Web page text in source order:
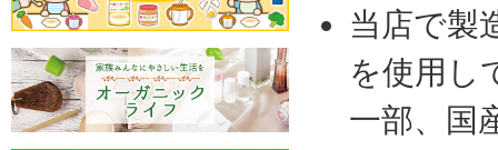
当店で製
を使用し
一部、国